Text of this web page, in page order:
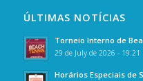
ÚLTIMAS NOTÍCIAS
Torneio Interno de
29 de July de 2026 - 19:21
Horários Especiais de